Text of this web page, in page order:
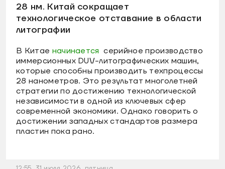
28 нм. Китай сокращает
технологическое отставание в области
литографии
В Китае начинается серийное производство
иммерсионных DUV-литографических машин,
которые способны производить техпроцессы
28 нанометров. Это результат многолетней
стратегии по достижению технологической
независимости в одной из ключевых сфер
современной экономики. Однако говорить о
достижении западных стандартов размера
пластин пока рано.